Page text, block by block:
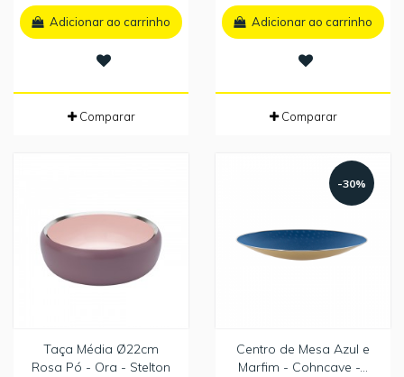
Adicionar ao carrinho
Comparar
Adicionar ao carrinho
Comparar
Taça Média Ø22cm
Rosa Pó - Ora - Stelton
-30%
Centro de Mesa Azul e
Marfim - Cohncave -...